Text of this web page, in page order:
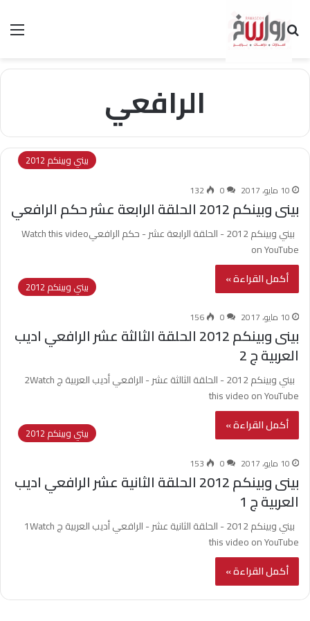
بحث عن
الرافعي
بيني وبينكم 2012
10 مايو، 2017 0
132
بينى وبينكم 2012 الحلقة الرابعة عشر حكم الرافعي
بيني وبينكم 2012 - الحلقة الرابعة عشر - حكم الرافعيWatch this video
on YouTube
أكمل القراءة »
بيني وبينكم 2012
10 مايو، 2017 0
156
بينى وبينكم 2012 الحلقة الثالثة عشر الرافعي اديب
العربية ج 2
بيني وبينكم 2012 - الحلقة الثالثة عشر - الرافعي أديب العربية ج 2Watch
this video on YouTube
أكمل القراءة »
بيني وبينكم 2012
10 مايو، 2017 0
153
بينى وبينكم 2012 الحلقة الثانية عشر الرافعي اديب
العربية ج 1
بيني وبينكم 2012 - الحلقة الثانية عشر - الرافعي أديب العربية ج 1Watch
this video on YouTube
أكمل القراءة »